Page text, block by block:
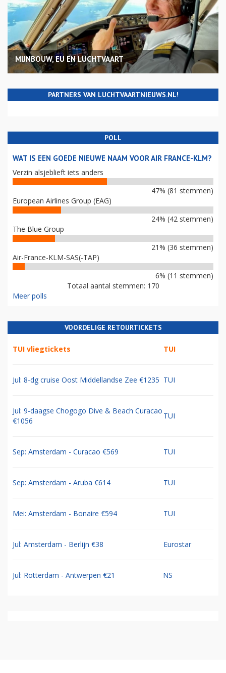
MIJNBOUW, EU EN LUCHTVAART
PARTNERS VAN LUCHTVAARTNIEUWS.NL!
POLL
WAT IS EEN GOEDE NIEUWE NAAM VOOR AIR FRANCE-KLM?
Verzin alsjeblieft iets anders
47% (81 stemmen)
European Airlines Group (EAG)
24% (42 stemmen)
The Blue Group
21% (36 stemmen)
Air-France-KLM-SAS(-TAP)
6% (11 stemmen)
Totaal aantal stemmen: 170
Meer polls
VOORDELIGE RETOURTICKETS
TUI vliegtickets TUI
Jul: 8-dg cruise Oost Middellandse Zee €1235 TUI
Jul: 9-daagse Chogogo Dive & Beach Curacao
€1056
TUI
Sep: Amsterdam - Curacao €569 TUI
Sep: Amsterdam - Aruba €614 TUI
Mei: Amsterdam - Bonaire €594 TUI
Jul: Amsterdam - Berlijn €38 Eurostar
Jul: Rotterdam - Antwerpen €21 NS